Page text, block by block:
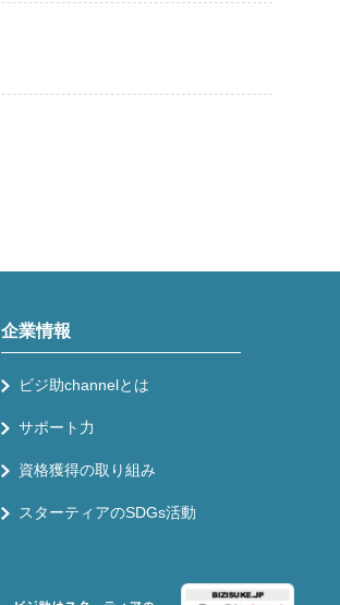
企業情報
ビジ助channelとは
サポート力
資格獲得の取り組み
スターティアのSDGs活動